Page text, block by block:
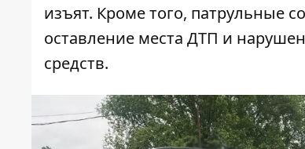
изъят. Кроме того, патрульные
оставление места ДТП и
средств.